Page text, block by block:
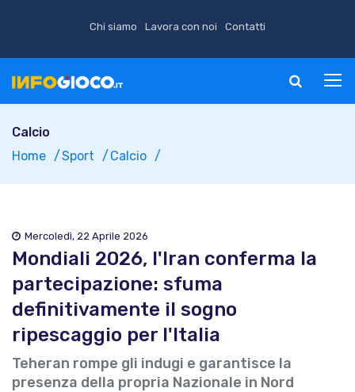
Chi siamo Lavora con noi Contatti
Calcio
Home
Sport Calcio
Mercoledì, 22 Aprile 2026
Mondiali 2026, l'Iran conferma la
partecipazione: sfuma
definitivamente il sogno
ripescaggio per l'Italia
Teheran rompe gli indugi e garantisce la
presenza della propria Nazionale in Nord